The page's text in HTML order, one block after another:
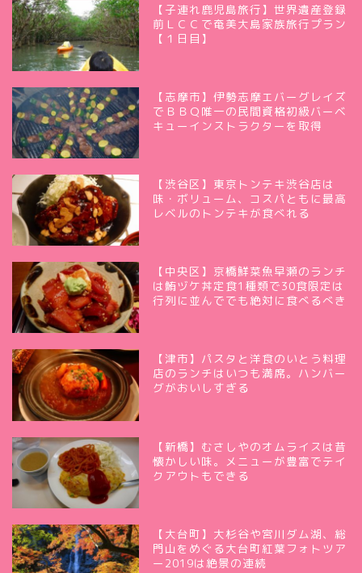
【子連れ鹿児島旅行】世界遺産登録
前ＬＣＣで奄美大島家族旅行プラン
【１日目】
【志摩市】伊勢志摩エバーグレイズ
でＢＢＱ唯一の民間資格初級バーベ
キューインストラクターを取得
【渋谷区】東京トンテキ渋谷店は
味・ボリューム、コスパともに最高
レベルのトンテキが食べれる
【中央区】京橋鮮菜魚早瀬のランチ
は鮪ヅケ丼定食1種類で30食限定は
行列に並んででも絶対に食べるべき
【津市】パスタと洋食のいとう料理
店のランチはいつも満席。ハンバー
グがおいしすぎる
【新橋】むさしやのオムライスは昔
懐かしい味。メニューが豊富でテイ
クアウトもできる
【大台町】大杉谷や宮川ダム湖、総
門山をめぐる大台町紅葉フォトツア
ー2019は絶景の連続